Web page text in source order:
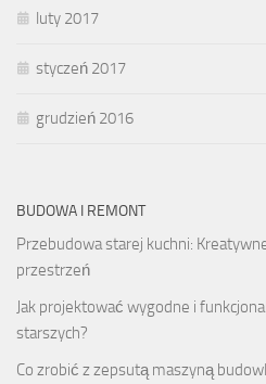
luty 2017
styczeń 2017
grudzień 2016
BUDOWA I REMONT
Przebudowa starej kuchni:
przestrzeń
Jak projektować wygodne i
starszych?
Co zrobić z zepsutą maszyną